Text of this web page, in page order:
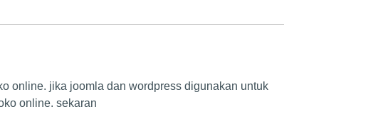
online. jika joomla dan wordpress digunakan untuk
online. sekaran